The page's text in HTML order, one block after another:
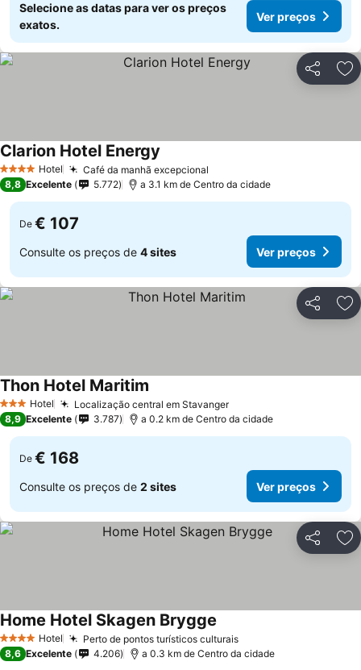
Selecione as datas para ver os preços
exatos.
Ver preços
Partilhar
4 EstrelasHotel Café da manhã excepcional
Clarion Hotel Energy
8,8 Excelente 5.772 a 3.1 km de Centro da cidade
De € 107
Consulte os preços de 4 sites Ver preços
Partilhar
3 EstrelasHotel Localização central em Stavanger
Thon Hotel Maritim
8,9 Excelente 3.787 a 0.2 km de Centro da cidade
De € 168
Consulte os preços de 2 sites Ver preços
Partilhar
4 EstrelasHotel Perto de pontos turísticos culturais
Home Hotel Skagen Brygge
8,6 Excelente 4.206 a 0.3 km de Centro da cidade